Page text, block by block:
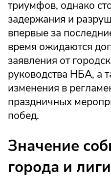
триумфов, однако
задержания и
впервые за
время ожидаются
заявления от
руководства НБА, а
изменения в
праздничных
побед.
Значение
города и лиги